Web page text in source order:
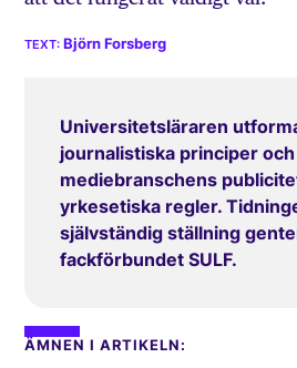
Björn Forsberg
Universitetsläraren
journalistiska principer
mediebranschens
yrkesetiska regler.
självständig ställning
fackförbundet SULF.
ÄMNEN I ARTIKELN: